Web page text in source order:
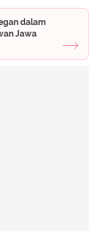
dalam
Jawa